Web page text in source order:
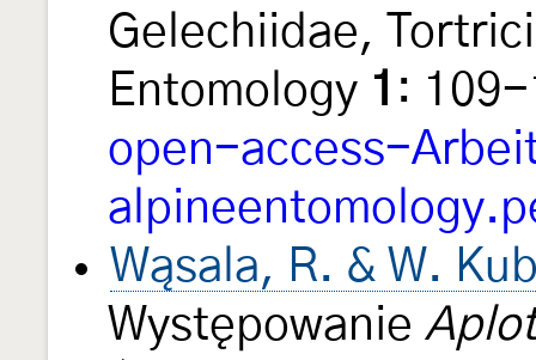
Gelechiidae,
Entomology 1 :
open-access-
Wąsala, R. & W.
Występowanie